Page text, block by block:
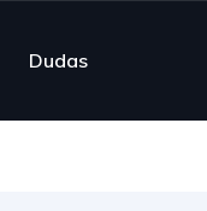
Dudas